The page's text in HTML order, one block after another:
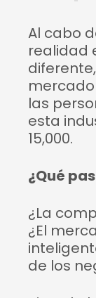
Al cabo
realidad
mercado
las
esta
15,000.
¿Qué
¿La
¿El
de los